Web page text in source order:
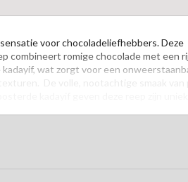
voor chocoladeliefhebbers. Deze
combineert romige chocolade met een
wat zorgt voor een
De volle, nootachtige smaak van
kadayif geven deze reep zijn